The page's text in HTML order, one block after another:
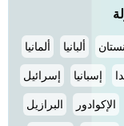
ألبانيا ألمانيا
إسبانيا إسرائيل
الإكوادور البرازيل